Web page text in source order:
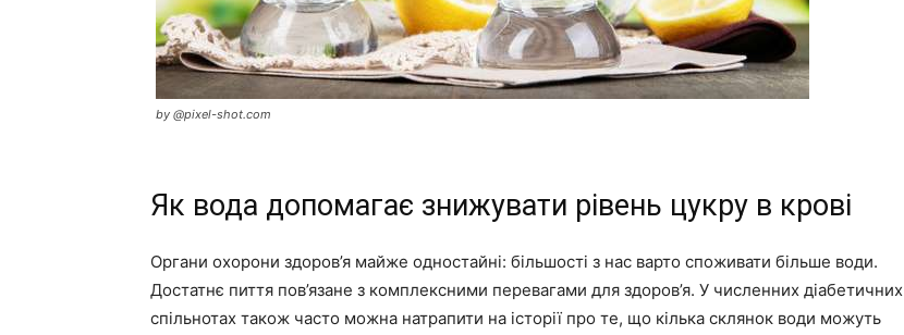
by @pixel-shot.com
Як вода допомагає знижувати рівень цукру в крові
Органи охорони здоров’я майже одностайні: більшості з нас варто споживати більше води.
Достатнє пиття пов’язане з комплексними перевагами для здоров’я. У численних діабетичних
спільнотах також часто можна натрапити на історії про те, що кілька склянок води можуть